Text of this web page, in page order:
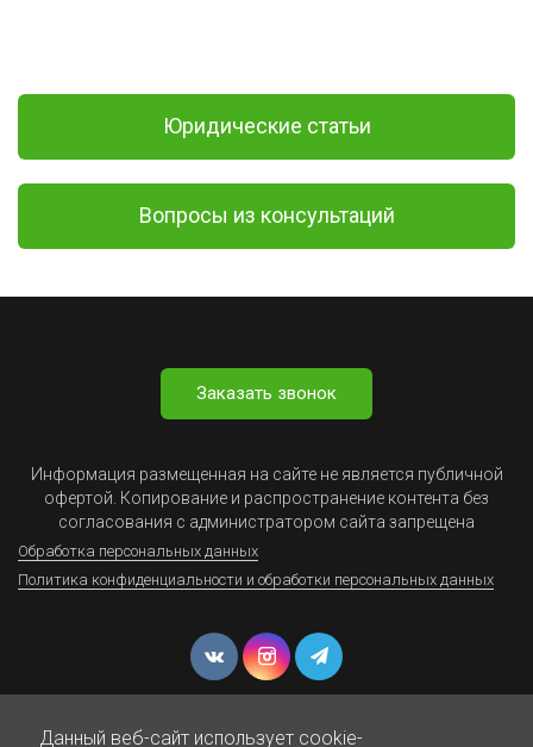
Юридические статьи
Вопросы из консультаций
Заказать звонок
Информация размещенная на сайте не является публичной
офертой. Копирование и распространение контента без
согласования с администратором сайта запрещена
Обработка персональных данных
Политика конфиденциальности и обработки персональных данных
Данный веб-сайт использует cookie-